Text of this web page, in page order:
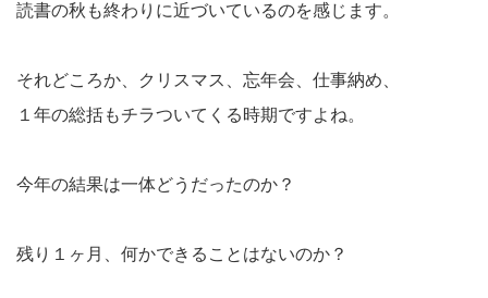
読書の秋も終わりに近づいているのを感じます。
それどころか、クリスマス、忘年会、仕事納め、
１年の総括もチラついてくる時期ですよね。
今年の結果は一体どうだったのか？
残り１ヶ月、何かできることはないのか？